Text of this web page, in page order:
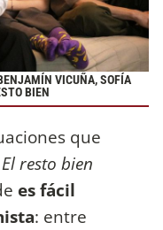
VICUÑA, SOFÍA
BIEN
que
El resto bien
es fácil
: entre